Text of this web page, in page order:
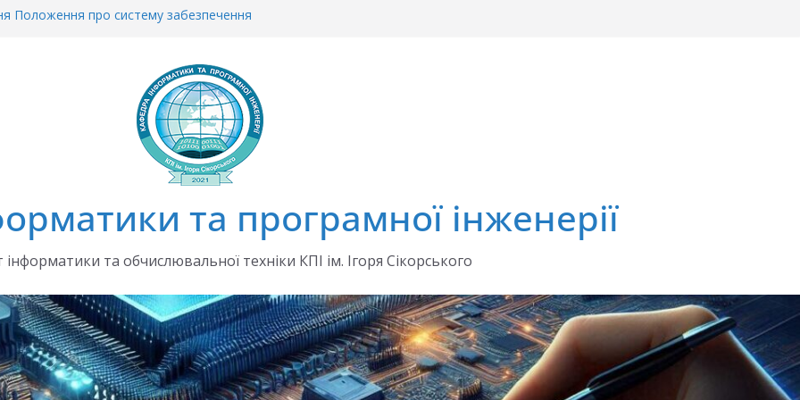
Положення про систему забезпечення
2026/2027 навчальний рік
ПЛАНИ на 2026/2027 навч.рік
з академічної доброчесності
та програмної інженерії
та обчислювальної техніки КПІ ім. Ігоря Сікорського